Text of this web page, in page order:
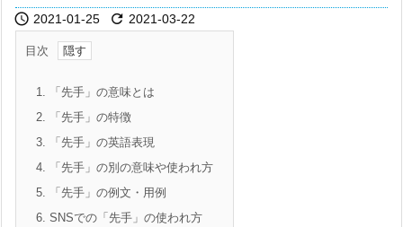
 2021-01-25  2021-03-22
目次
1. 「先手」の意味とは
2. 「先手」の特徴
3. 「先手」の英語表現
4. 「先手」の別の意味や使われ方
5. 「先手」の例文・用例
6. SNSでの「先手」の使われ方